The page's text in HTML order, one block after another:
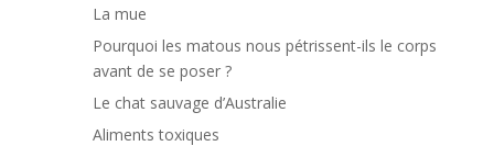
La mue
Pourquoi les matous nous pétrissent-ils le corps
avant de se poser ?
Le chat sauvage d’Australie
Aliments toxiques